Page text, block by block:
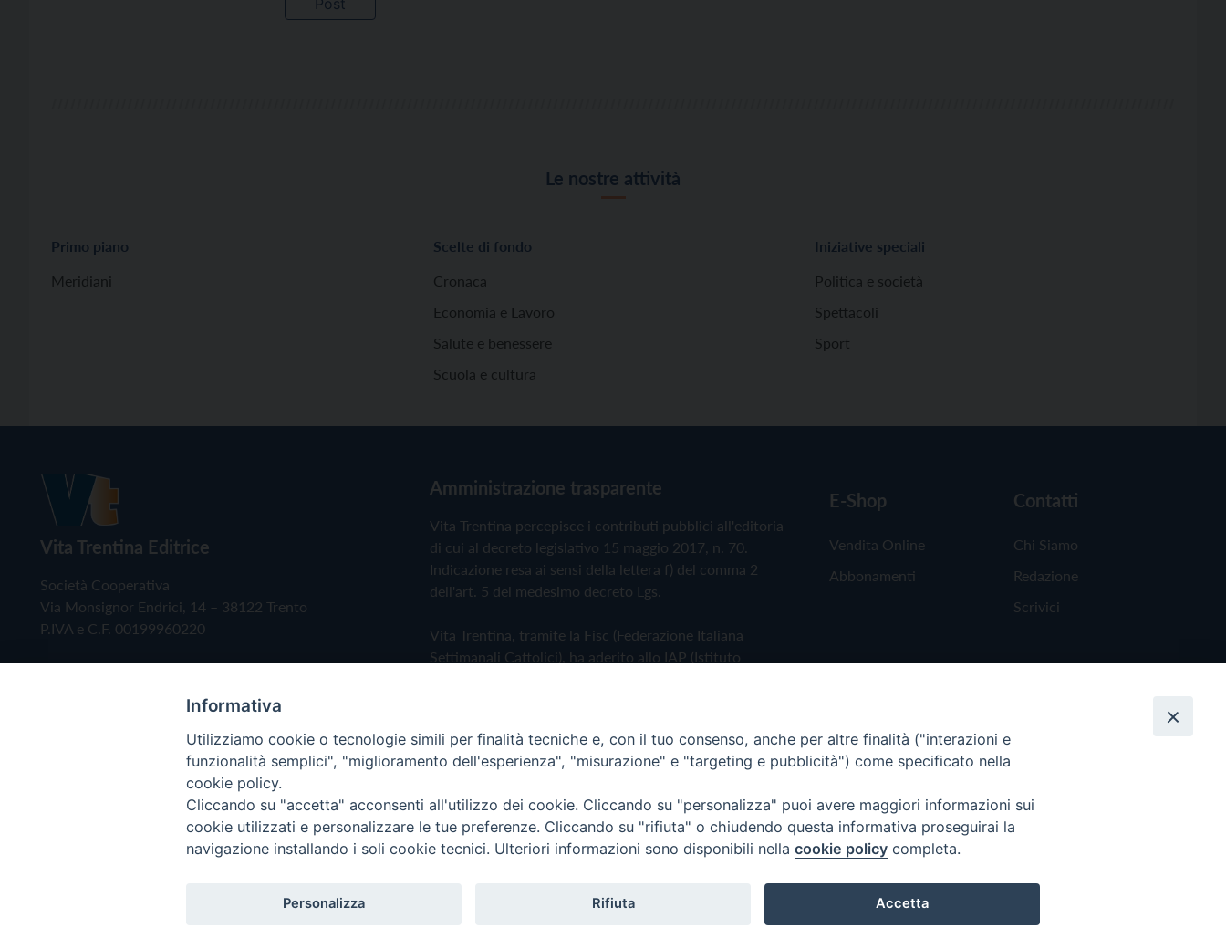
Le nostre attività
Primo piano
Meridiani
Scelte di fondo
Cronaca
Economia e Lavoro
Salute e benessere
Scuola e cultura
Iniziative speciali
Politica e società
Spettacoli
Sport
Vita Trentina Editrice
Società Cooperativa
Via Monsignor Endrici, 14 – 38122 Trento
P.IVA e C.F. 00199960220
Amministrazione trasparente
Vita Trentina percepisce i contributi pubblici all'editoria
di cui al decreto legislativo 15 maggio 2017, n. 70.
Indicazione resa ai sensi della lettera f) del comma 2
dell'art. 5 del medesimo decreto Lgs.
Vita Trentina, tramite la Fisc (Federazione Italiana
Settimanali Cattolici), ha aderito allo IAP (Istituto
Privacy Policy Cookie Policy
E-Shop
Vendita Online
Abbonamenti
Contatti
Chi Siamo
Redazione
Scrivici
Copyright © 2019 - Tutti i diritti riservati - Vita Trentina Editrice
Informativa
Utilizziamo cookie o tecnologie simili per finalità tecniche e, con il tuo consenso, anche per altre finalità ("interazioni e
funzionalità semplici", "miglioramento dell'esperienza", "misurazione" e "targeting e pubblicità") come specificato nella
cookie policy.
Cliccando su "accetta" acconsenti all'utilizzo dei cookie. Cliccando su "personalizza" puoi avere maggiori informazioni sui
cookie utilizzati e personalizzare le tue preferenze. Cliccando su "rifiuta" o chiudendo questa informativa proseguirai la
navigazione installando i soli cookie tecnici. Ulteriori informazioni sono disponibili nella cookie policy completa.
Personalizza Rifiuta Accetta